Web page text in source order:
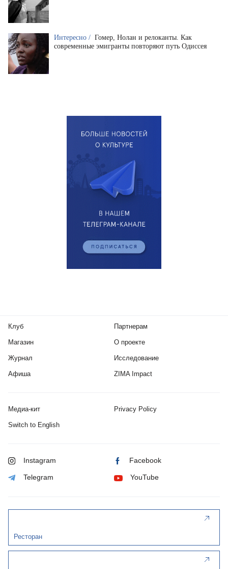
Интересно / Гомер, Нолан и релоканты. Как
современные эмигранты повторяют путь Одиссея
Клуб
Магазин
Журнал
Афиша
Партнерам
О проекте
Исследование
ZIMA Impact
Медиа-кит Privacy Policy
Switch to English
Instagram Facebook
Telegram YouTube
Ресторан